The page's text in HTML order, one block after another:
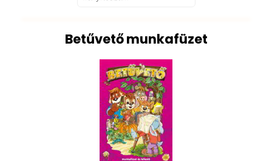
Betűvető munkafüzet